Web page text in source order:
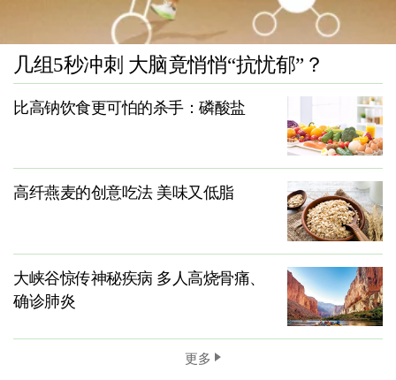
几组5秒冲刺 大脑竟悄悄“抗忧郁”？
比高钠饮食更可怕的杀手：磷酸盐
高纤燕麦的创意吃法 美味又低脂
大峡谷惊传神秘疾病 多人高烧骨痛、
确诊肺炎
更多